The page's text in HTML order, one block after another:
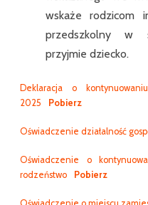
wskaże rodzicom
przedszkolny w
przyjmie dziecko.
Deklaracja o
2025
Pobierz
Oświadczenie działalność
Oświadczenie o
rodzeństwo
Pobierz